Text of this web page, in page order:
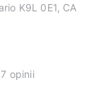
K9L 0E1, CA
opinii